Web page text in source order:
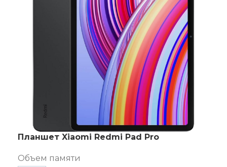
Планшет Xiaomi Redmi Pad Pro
Объем памяти